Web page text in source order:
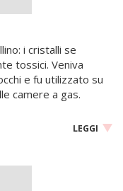
i cristalli se
tossici. Veniva
e fu utilizzato su
camere a gas.
LEGGI